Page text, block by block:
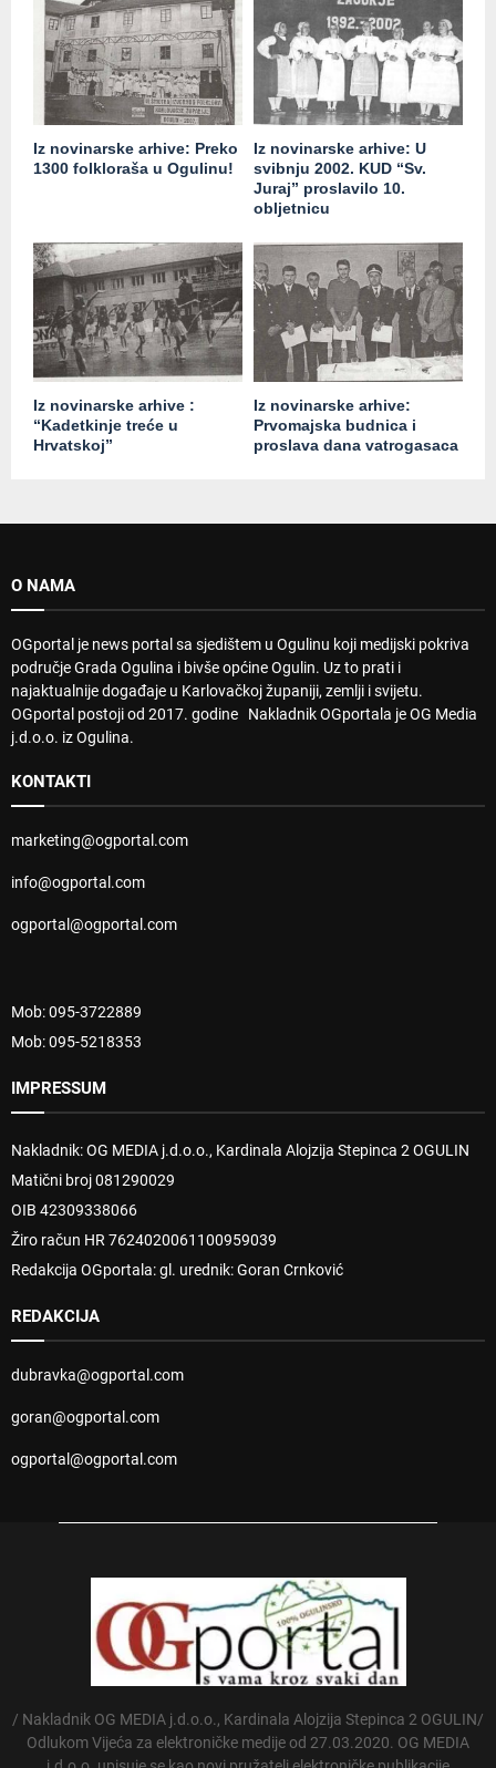
Iz novinarske arhive: Preko
1300 folkloraša u Ogulinu!
Iz novinarske arhive: U
svibnju 2002. KUD “Sv.
Juraj” proslavilo 10.
obljetnicu
Iz novinarske arhive :
“Kadetkinje treće u
Hrvatskoj”
Iz novinarske arhive:
Prvomajska budnica i
proslava dana vatrogasaca
O NAMA
OGportal je news portal sa sjedištem u Ogulinu koji medijski pokriva
područje Grada Ogulina i bivše općine Ogulin. Uz to prati i
najaktualnije događaje u Karlovačkoj županiji, zemlji i svijetu.
OGportal postoji od 2017. godine Nakladnik OGportala je OG Media
j.d.o.o. iz Ogulina.
KONTAKTI
marketing@ogportal.com
info@ogportal.com
ogportal@ogportal.com
Mob: 095-3722889
Mob: 095-5218353
IMPRESSUM
Nakladnik: OG MEDIA j.d.o.o., Kardinala Alojzija Stepinca 2 OGULIN
Matični broj 081290029
OIB 42309338066
Žiro račun HR 7624020061100959039
Redakcija OGportala: gl. urednik: Goran Crnković
REDAKCIJA
dubravka@ogportal.com
goran@ogportal.com
ogportal@ogportal.com
/ Nakladnik OG MEDIA j.d.o.o., Kardinala Alojzija Stepinca 2 OGULIN/
Odlukom Vijeća za elektroničke medije od 27.03.2020. OG MEDIA